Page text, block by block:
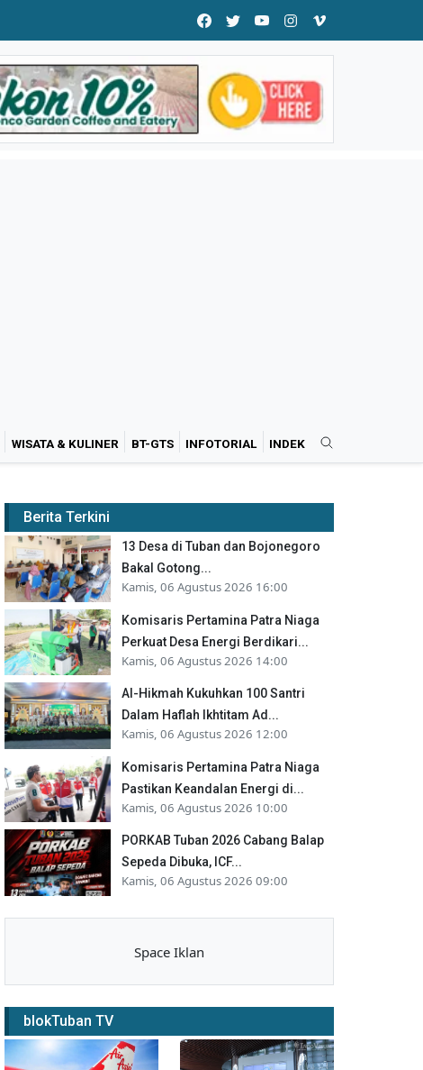
WISATA & KULINER BT-GTS INFOTORIAL INDEK
Berita Terkini
13 Desa di Tuban dan Bojonegoro
Bakal Gotong...
Kamis, 06 Agustus 2026 16:00
Komisaris Pertamina Patra Niaga
Perkuat Desa Energi Berdikari...
Kamis, 06 Agustus 2026 14:00
Al-Hikmah Kukuhkan 100 Santri
Dalam Haflah Ikhtitam Ad...
Kamis, 06 Agustus 2026 12:00
Komisaris Pertamina Patra Niaga
Pastikan Keandalan Energi di...
Kamis, 06 Agustus 2026 10:00
PORKAB Tuban 2026 Cabang Balap
Sepeda Dibuka, ICF...
Kamis, 06 Agustus 2026 09:00
Space Iklan
blokTuban TV